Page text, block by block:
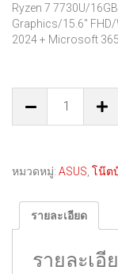
Ryzen 7 7730U/
Graphics/15.6″
2024 + Microsoft
หมวดหมู่: ASUS โน๊ต
รายละเอียด
รายละเอี